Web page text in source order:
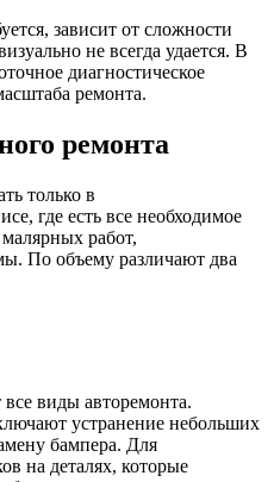
зависит от сложности
не всегда удается. В
диагностическое
ремонта.
ремонта
только в
где есть все необходимое
работ,
По объему различают два
виды авторемонта.
устранение небольших
бампера. Для
на деталях, которые